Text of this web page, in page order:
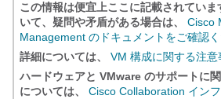
この情報は便宜上ここに記載されてい
いて、疑問や矛盾がある場合は、 Cisco
Management のドキュメントをご確認
詳細については、 VM 構成に関する注意
ハードウェアと VMware のサポートに
については、 Cisco Collaboration イン